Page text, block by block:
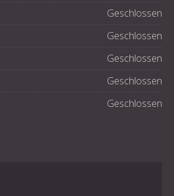
Geschlossen
Geschlossen
Geschlossen
Geschlossen
Geschlossen